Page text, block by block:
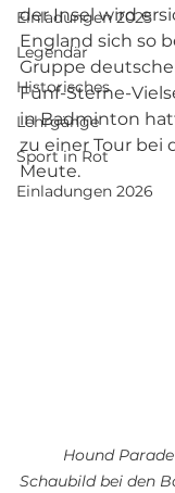
Einladungen 2025
Legendär
Historisches
Lehrgänge
Sport in Rot
Einladungen 2026
der Insel wird
England sich so
Gruppe
Fünf-Sterne-
in Badminton
zu einer Tour bei
Meute.
Schaubild bei den